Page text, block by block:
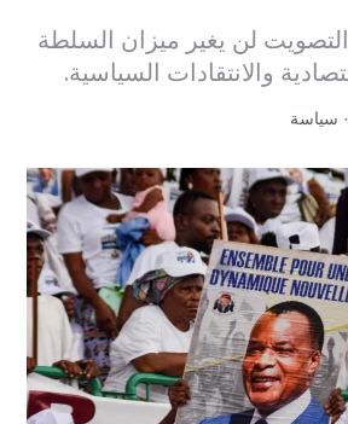
لن يغير ميزان السلطة
والانتقادات السياسية.